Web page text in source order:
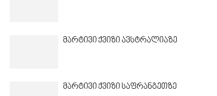
მარტივი ქვიზი ავსტრალიაზე
მარტივი ქვიზი საფრანგეთზე